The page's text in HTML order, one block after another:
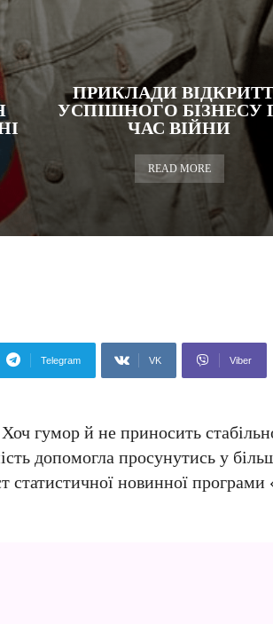
ПРИКЛАДИ
УСПІШНОГО БІЗНЕСУ
ЧАС ВІЙНИ
READ MORE
Telegram VK Viber
гумор й не приносить
допомогла просунутись у
статистичної новинної програми